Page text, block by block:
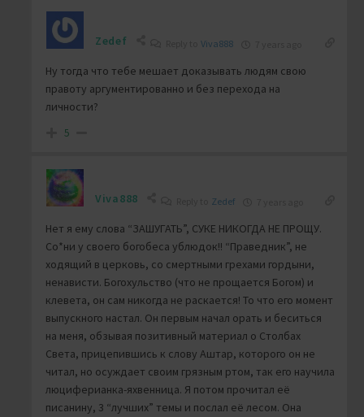
Zedef Viva888
Ну тогда что тебе мешает доказывать людям свою
правоту аргументированно и без перехода на
личности?
5
Viva888 Zedef
Нет я ему слова “ЗАШУГАТЬ”, СУКЕ НИКОГДА НЕ ПРОЩУ.
Со*ни у своего богобеса ублюдок!! “Праведник”, не
ходящий в церковь, со смертными грехами гордыни,
ненависти. Богохульство (что не прощается Богом) и
клевета, он сам никогда не раскается! То что его момент
выпускного настал. Он первым начал орать и беситься
на меня, обзывая позитивный материал о Столбах
Света, прицепившись к слову Аштар, которого он не
читал, но осуждает своим грязным ртом, так его научила
люциферианка-яхвенница. Я потом прочитал её
писанину, 3 “лучших” темы и послал её лесом. Она